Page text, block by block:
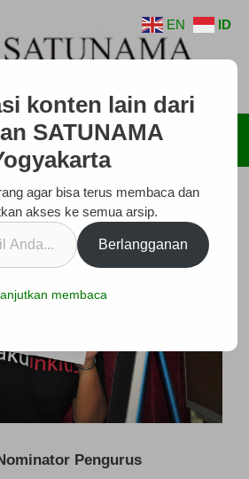
Menu
Pengurus
EN ID
konten lain dari
SATUNAMA
agar bisa terus membaca dan
akses ke semua arsip.
Berlangganan
membaca